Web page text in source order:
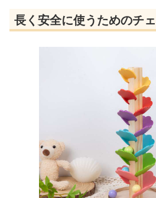
長く安全に使うためのチ